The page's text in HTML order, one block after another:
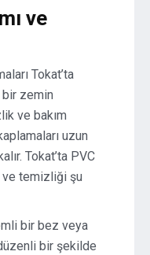
ve
Tokat’ta
bir zemin
ve bakım
uzun
Tokat’ta PVC
ve temizliği şu
bir bez veya
bir şekilde